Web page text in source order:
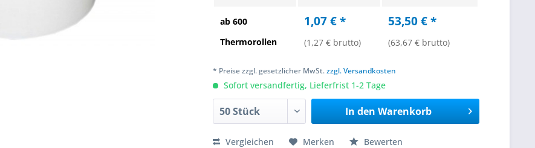
ab 600
Thermorollen
1,07 € *
(1,27 € brutto)
53,50 € *
(63,67 € brutto)
* Preise zzgl. gesetzlicher MwSt.zzgl. Versandkosten
Sofort versandfertig, Lieferfrist 1-2 Tage
In den Warenkorb
Vergleichen Merken Bewerten